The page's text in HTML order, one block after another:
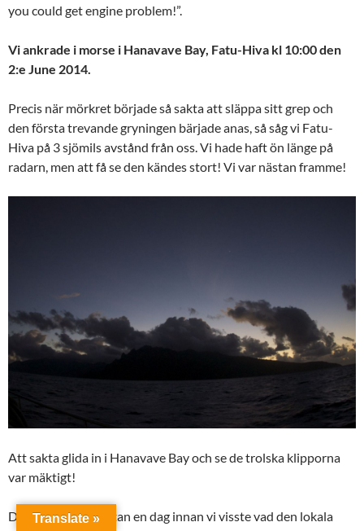
you could get engine problem!”.
Vi ankrade i morse i Hanavave Bay, Fatu-Hiva kl 10:00den
2:e June 2014.
Precis när mörkret började så sakta att släppa sitt grep och
den första trevande gryningen bärjade anas, så såg vi Fatu-
Hiva på 3 sjömils avstånd från oss. Vi hade haft ön länge på
radarn, men att få se den kändes stort! Vi var nästan framme!
Att sakta glida in i Hanavave Bay och se de trolska klipporna
var mäktigt!
Det tog faktisk nästan en dag innan vi visste vad den lokala
Translate »